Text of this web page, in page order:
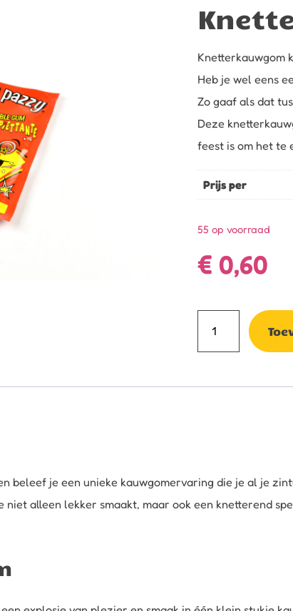
€ 0,60
Knetterkauwgom
Heb je wel eens
Zo gaaf als dat
Deze
feest is om het te
55 op voorraad
Knetterkauwgom
Prijs per
beleef je een unieke kauwgomervaring die je al je
niet alleen lekker smaakt, maar ook een knetterend